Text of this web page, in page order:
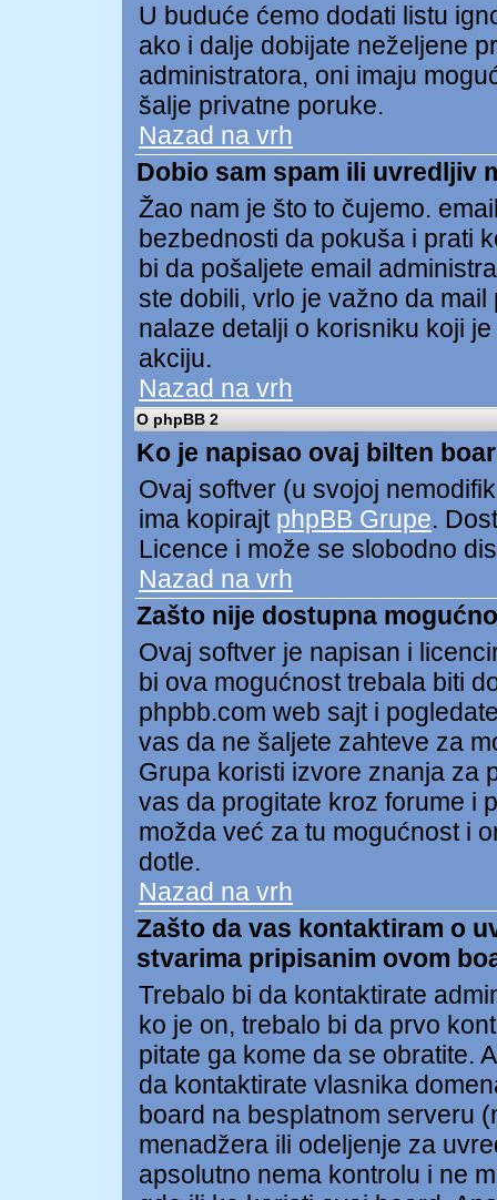
U buduće ćemo dodati listu
ako i dalje dobijate neželjene
administratora, oni imaju
šalje privatne poruke.
Nazad na vrh
Dobio sam spam ili uvredljiv
Žao nam je što to čujemo.
bezbednosti da pokuša i prati
bi da pošaljete email
ste dobili, vrlo je važno da
nalaze detalji o korisniku koji
akciju.
Nazad na vrh
O phpBB 2
Ko je napisao ovaj bilten
Ovaj softver (u svojoj
ima kopirajt phpBB Grupe.
Licence i može se slobodno
Nazad na vrh
Zašto nije dostupna
Ovaj softver je napisan i
bi ova mogućnost trebala biti
phpbb.com web sajt i
vas da ne šaljete zahteve za
Grupa koristi izvore znanja za
vas da progitate kroz forume i
možda već za tu mogućnost i
dotle.
Nazad na vrh
Zašto da vas kontaktiram o
stvarima pripisanim ovom
Trebalo bi da kontaktirate
ko je on, trebalo bi da prvo
pitate ga kome da se obratite.
da kontaktirate vlasnika
board na besplatnom serveru
menadžera ili odeljenje za
apsolutno nema kontrolu i ne